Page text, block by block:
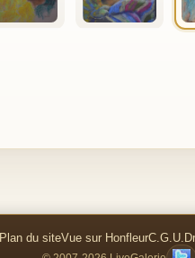
Plan du siteVue sur HonfleurC.G.U.